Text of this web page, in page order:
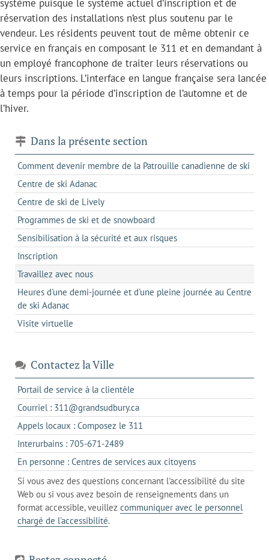
système puisque le système actuel d’inscription et de
réservation des installations n’est plus soutenu par le
vendeur. Les résidents peuvent tout de même obtenir ce
service en français en composant le 311 et en demandant à
un employé francophone de traiter leurs réservations ou
leurs inscriptions. L’interface en langue française sera lancée
à temps pour la période d’inscription de l’automne et de
l’hiver.
Dans la présente section
Comment devenir membre de la Patrouille canadienne de ski
Centre de ski Adanac
Centre de ski de Lively
Programmes de ski et de snowboard
Sensibilisation à la sécurité et aux risques
Inscription
Travaillez avec nous
Heures d'une demi-journée et d'une pleine journée au Centre
de ski Adanac
Visite virtuelle
Contactez la Ville
Portail de service à la clientèle
dans
un
nouvel
Courriel : 311@grandsudbury.cas'ouvre
dans
votre
de
messagerie
Appels locaux : Composez le 311
dans
un
client
de
votre
téléphone
Interurbains : 705-671-2489s'ouvre
dans
un
client
de
votre
En personne : Centres de services aux citoyenss'ouvre
dans
l'onglet
actuel
Si vous avez des questions concernant l'accessibilité du site
Web ou si vous avez besoin de renseignements dans un
format accessible, veuillez communiquer avec le personnel
chargé de l'accessibilité.